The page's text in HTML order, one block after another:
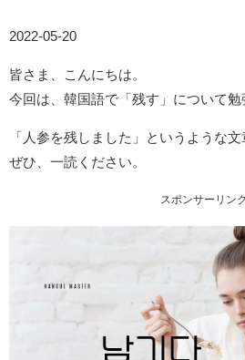
2022-05-20
皆さま、こんにちは。
今回は、韓国語で「残す」について勉
「人参を残しました」というような文
ぜひ、一読ください。
スポンサーリンク